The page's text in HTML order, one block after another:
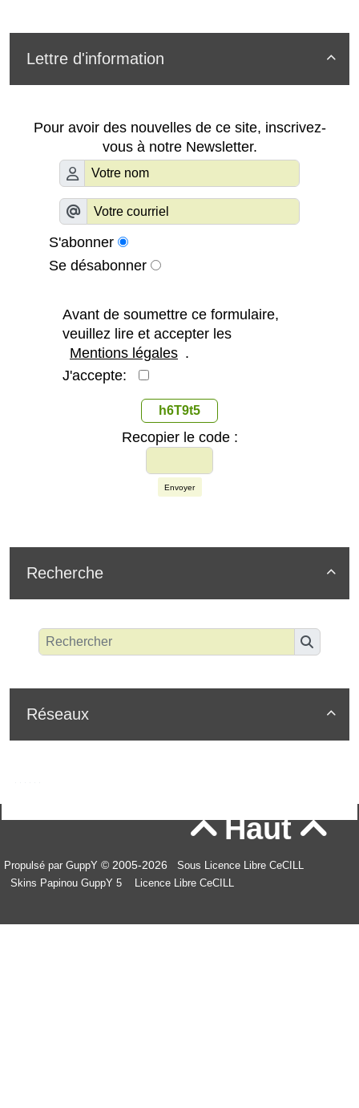

Lettre d'information
Pour avoir des nouvelles de ce site, inscrivez-
vous à notre Newsletter.
S'abonner
Se désabonner
Avant de soumettre ce formulaire,
veuillez lire et accepter les
Mentions légales .
J'accepte:
h6T9t5
Recopier le code :
Envoyer

Recherche

Réseaux
Haut
Propulsé par GuppY © 2005-2026
Sous Licence Libre CeCILL
Skins Papinou GuppY 5
Licence Libre CeCILL